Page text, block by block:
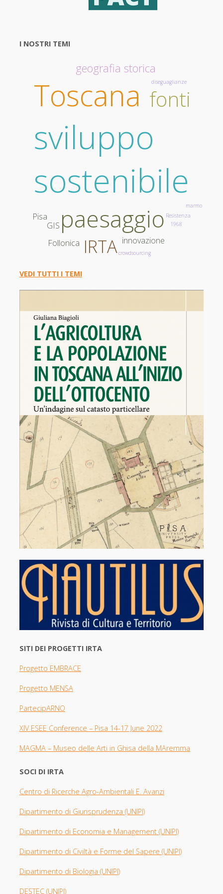
14-
giugno
2022"
I NOSTRI TEMI
sviluppo
sostenibile
Toscana
paesaggio
fonti
IRTA
geografia storica
innovazione
Follonica
Pisa
GIS
diseguaglianze
Resistenza
crowdsourcing
marmo
1968
VEDI TUTTI I TEMI
SITI DEI PROGETTI IRTA
Progetto EMBRACE
Progetto MENSA
PartecipARNO
XIV ESEE Conference – Pisa 14-17 June 2022
MAGMA – Museo delle Arti in Ghisa della MAremma
SOCI DI IRTA
Centro di Ricerche Agro-Ambientali E. Avanzi
Dipartimento di Giurisprudenza (UNIPI​)
Dipartimento di Economia e Management (UNIPI)
Dipartimento di Civiltà e Forme del Sapere (UNIPI)
Dipartimento di Biologia (UNIPI)
DESTEC (UNIPI)